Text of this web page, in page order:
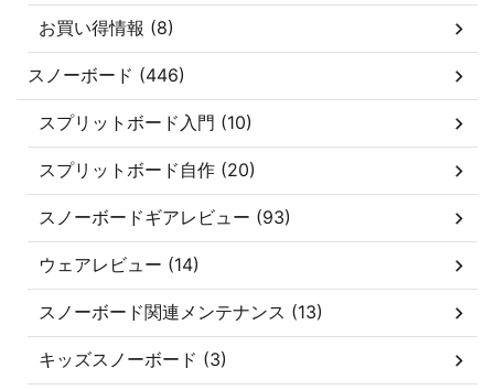
お買い得情報 (8)
スノーボード (446)
スプリットボード入門 (10)
スプリットボード自作 (20)
スノーボードギアレビュー (93)
ウェアレビュー (14)
スノーボード関連メンテナンス (13)
キッズスノーボード (3)